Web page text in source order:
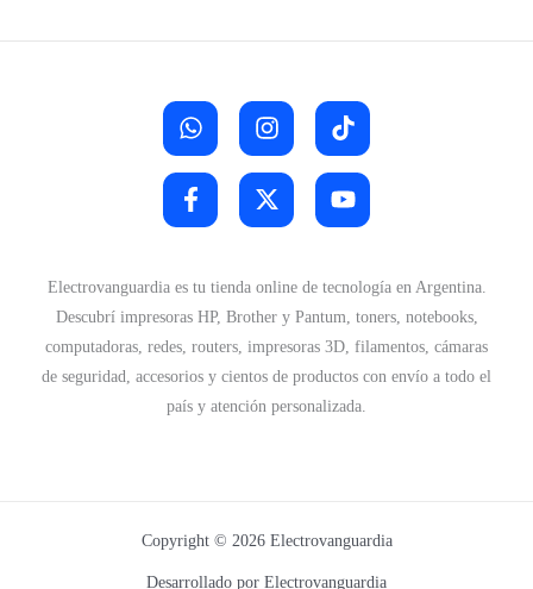
Electrovanguardia es tu tienda online de tecnología en Argentina.
Descubrí impresoras HP, Brother y Pantum, toners, notebooks,
computadoras, redes, routers, impresoras 3D, filamentos, cámaras
de seguridad, accesorios y cientos de productos con envío a todo el
país y atención personalizada.
Copyright © 2026 Electrovanguardia
Desarrollado por Electrovanguardia